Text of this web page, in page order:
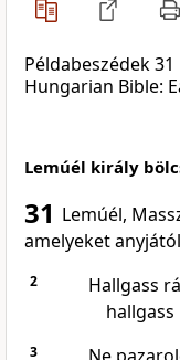
Példabeszédek 31
Hungarian Bible:
Lemúél király
31 Lemúél,
amelyeket
2
Hallgass
3